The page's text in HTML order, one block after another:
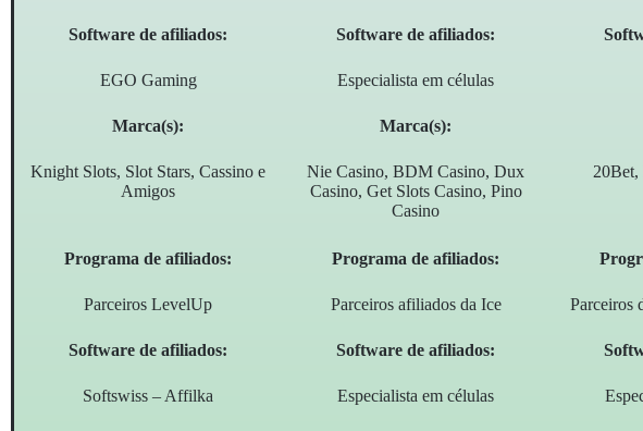
Software de afiliados:
EGO Gaming
Marca(s):
Knight Slots, Slot Stars, Cassino e
Amigos
Software de afiliados:
Especialista em células
Marca(s):
Nie Casino, BDM Casino, Dux
Casino, Get Slots Casino, Pino
Casino
20Bet,
Programa de afiliados:
Parceiros LevelUp
Software de afiliados:
Softswiss – Affilka
Programa de afiliados:
Parceiros afiliados da Ice
Software de afiliados:
Especialista em células
Parceiros